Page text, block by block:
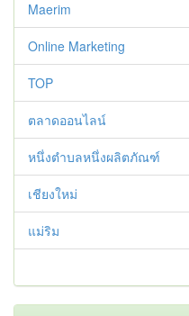
Maerim
Online Marketing
TOP
ตลาดออนไลน์
หนึ่งตำบลหนึ่งผลิตภัณฑ์
เชียงใหม่
แม่ริม